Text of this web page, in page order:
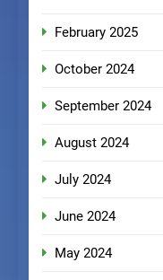
February 2025
October 2024
September 2024
August 2024
July 2024
June 2024
May 2024